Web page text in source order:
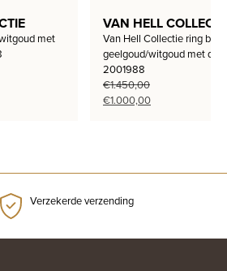
met
VAN HELL
Van Hell Collectie ring bi-
geelgoud/witgoud met
2001988
€1.450,00
Oorspronkelijke
€1.000,00Huidige
Verzekerde verzending